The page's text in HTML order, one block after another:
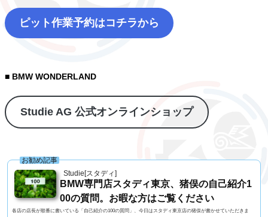
ピット作業予約はコチラから
■ BMW WONDERLAND
Studie AG 公式オンラインショップ
Studie[スタディ]
お勧め記事
BMW専門店スタディ東京、猪俣の自己紹介1
00の質問。お暇な方はご覧ください
各店の店長が順番に書いている「自己紹介の100の質問」、今日はスタディ東京店の猪俣が書かせていただきま